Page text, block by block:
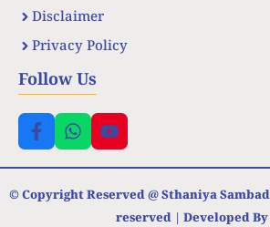
Disclaimer
Privacy Policy
Follow Us
© Copyright Reserved @ Sthaniya Sambad
reserved | Developed By